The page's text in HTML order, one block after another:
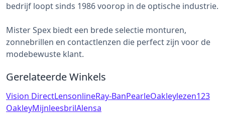
bedrijf loopt sinds 1986 voorop in de optische industrie.
Mister Spex biedt een brede selectie monturen,
zonnebrillen en contactlenzen die perfect zijn voor de
modebewuste klant.
Gerelateerde Winkels
Vision DirectLensonlineRay-BanPearleOakleylezen123
OakleyMijnleesbrilAlensa